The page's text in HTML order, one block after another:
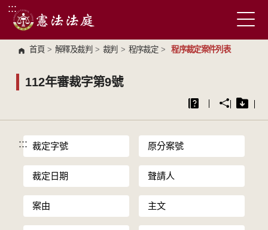
跳到主要內容區塊
:::
首頁 > 解釋及裁判 > 裁判 > 程序裁定 > 程序裁定案件列表
112年審裁字第9號
::: 裁定字號 原分案號
裁定日期 聲請人
案由 主文